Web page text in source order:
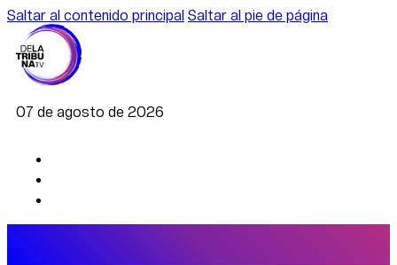
Saltar al contenido principal Saltar al pie de página
07 de agosto de 2026